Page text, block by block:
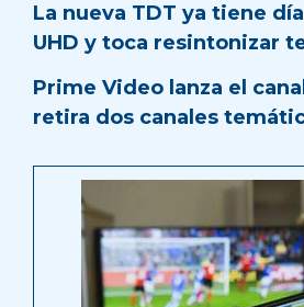
La nueva TDT ya tiene
UHD y toca resintonizar
Prime Video lanza el canal
retira dos canales